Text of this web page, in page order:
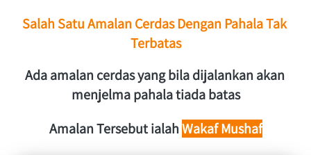
Salah Satu Amalan Cerdas Dengan Pahala Tak
Terbatas
Ada amalan cerdas yang bila dijalankan akan
menjelma pahala tiada batas
Amalan Tersebut ialah Wakaf Mushaf